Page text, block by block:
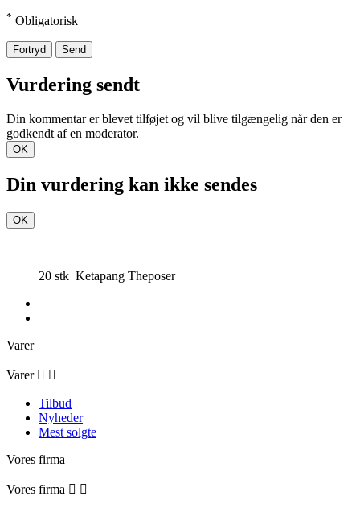
* Obligatorisk
Fortryd Send
Vurdering sendt
Din kommentar er blevet tilføjet og vil blive tilgængelig når den er
godkendt af en moderator.
OK
Din vurdering kan ikke sendes
OK
20 stk Ketapang Theposer
Varer
Varer  
Tilbud
Nyheder
Mest solgte
Vores firma
Vores firma  